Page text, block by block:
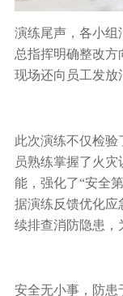
演练尾声，各小组
总指挥明确整改方
现场还向员工发放
此次演练不仅检验
员熟练掌握了火
能，强化了“安全
据演练反馈优化应
续排查消防隐患，
安全无小事，防患